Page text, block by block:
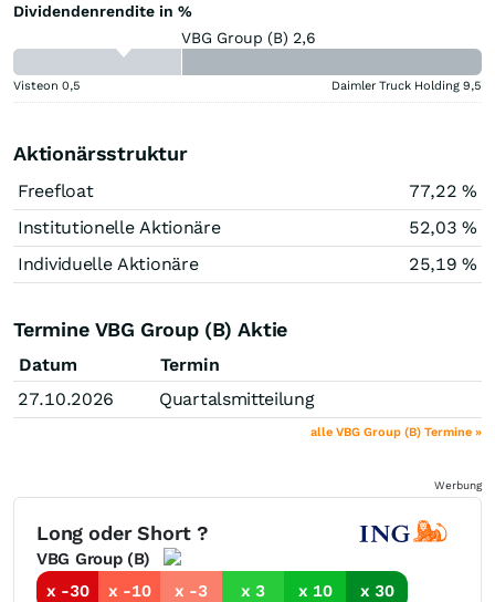
Dividendenrendite in %
VBG Group (B) 2,6
Visteon 0,5 Daimler Truck Holding 9,5
Aktionärsstruktur
Freefloat
77,22 %
Institutionelle Aktionäre
52,03 %
Individuelle Aktionäre
25,19 %
Termine VBG Group (B) Aktie
Datum
Termin
27.10.2026
Quartalsmitteilung
alle VBG Group (B) Termine »
Werbung
Long oder Short ?
VBG Group (B)
x -30
x -10 x -3 x 3 x 10 x 30